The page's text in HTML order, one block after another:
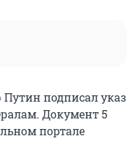
подписал указ
Документ 5
портале